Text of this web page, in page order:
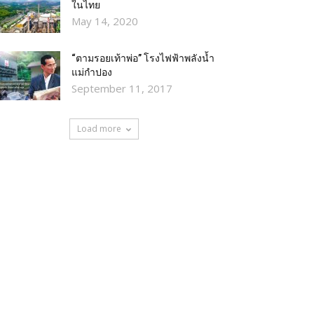
ในไทย
May 14, 2020
“ตามรอยเท้าพ่อ” โรงไฟฟ้าพลังน้ำ
แม่กำปอง
September 11, 2017
Load more